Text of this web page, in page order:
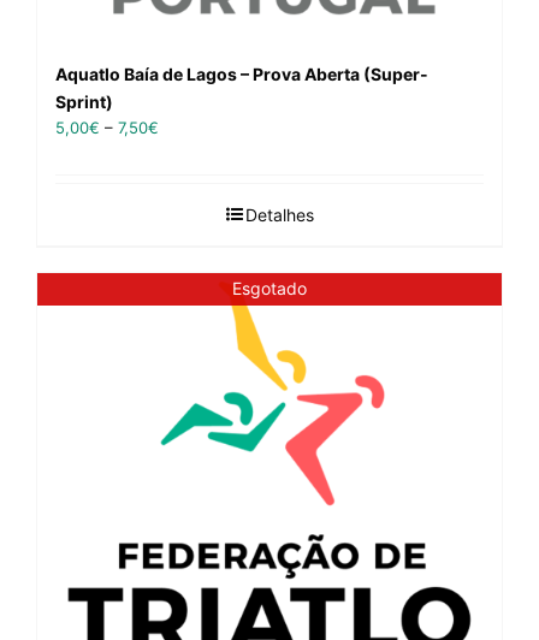
Aquatlo Baía de Lagos – Prova Aberta (Super-
Sprint)
5,00€ – 7,50€
Detalhes
Esgotado